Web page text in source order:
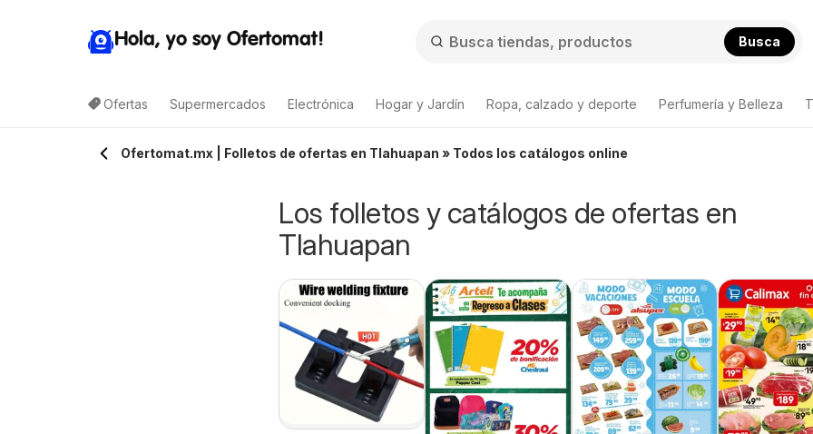
Hola, yo soy Ofertomat! Busca
Ofertas Supermercados Electrónica Hogar y Jardín Ropa, calzado y deporte Perfumería y Belleza
Ofertomat.mx | Folletos de ofertas en Tlahuapan » Todos los catálogos online
Los folletos y catálogos de ofertas en
Tlahuapan